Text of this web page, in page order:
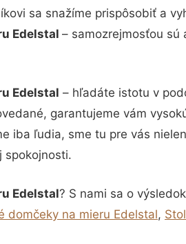
sa snažíme prispôsobiť a
Edelstal – samozrejmosťou
Edelstal – hľadáte istotu v
garantujeme vám
iba ľudia, sme tu pre vás
spokojnosti.
Edelstal? S nami sa o
domčeky na mieru Edelstal,